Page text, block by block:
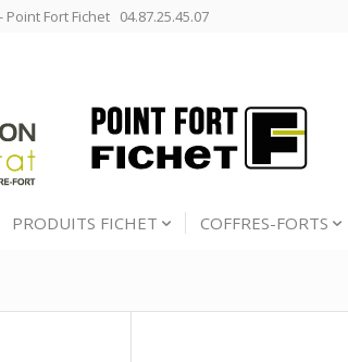
Fort Fichet 04.87.25.45.07
PRODUITS FICHET COFFRES-FORTS